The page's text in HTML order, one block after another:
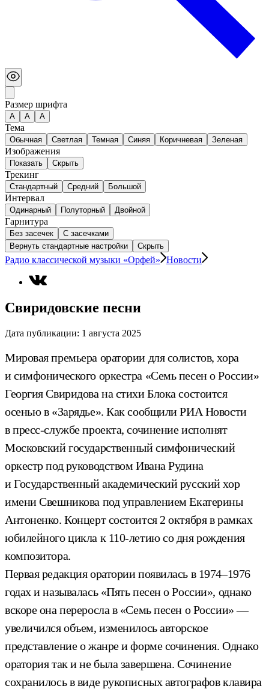
Размер шрифта
А A A
Тема
Обычная Светлая Темная Синяя Коричневая Зеленая
Изображения
Показать Скрыть
Трекинг
Стандартный Средний Большой
Интервал
Одинарный Полуторный Двойной
Гарнитура
Без засечек
С засечками
Вернуть стандартные настройки
Скрыть
Радио классической музыки «Орфей» Новости
Свиридовские песни
Дата публикации: 1 августа 2025
Мировая премьера оратории для солистов, хора
и симфонического оркестра «Семь песен о России»
Георгия Свиридова на стихи Блока состоится
осенью в «Зарядье». Как сообщили РИА Новости
в пресс-службе проекта, сочинение исполнят
Московский государственный симфонический
оркестр под руководством Ивана Рудина
и Государственный академический русский хор
имени Свешникова под управлением Екатерины
Антоненко. Концерт состоится 2 октября в рамках
юбилейного цикла к 110-летию со дня рождения
композитора.
Первая редакция оратории появилась в 1974–1976
годах и называлась «Пять песен о России», однако
вскоре она переросла в «Семь песен о России» —
увеличился объем, изменилось авторское
представление о жанре и форме сочинения. Однако
оратория так и не была завершена. Сочинение
сохранилось в виде рукописных автографов клавира